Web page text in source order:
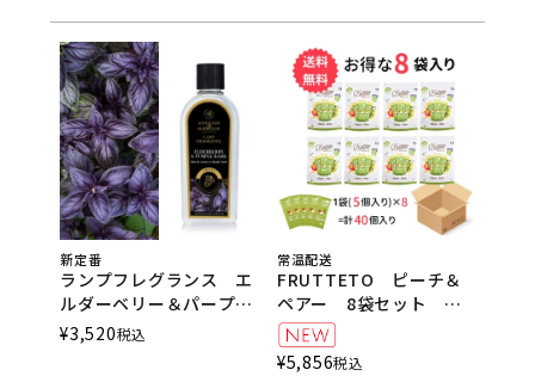
新定番
ランプフレグランス エ
ルダーベリー＆パープル
バジル 500ml フレグ
ランスランプ用オイル
¥3,520税込
常温配送
FRUTTETO ピーチ＆
ペアー 8袋セット
FRUTTETO（フルッテ
ート）
¥5,856税込